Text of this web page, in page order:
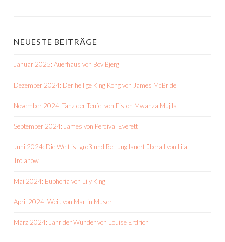
NEUESTE BEITRÄGE
Januar 2025: Auerhaus von Bov Bjerg
Dezember 2024: Der heilige King Kong von James McBride
November 2024: Tanz der Teufel von Fiston Mwanza Mujila
September 2024: James von Percival Everett
Juni 2024: Die Welt ist groß und Rettung lauert überall von Ilija
Trojanow
Mai 2024: Euphoria von Lily King
April 2024: Weil. von Martin Muser
März 2024: Jahr der Wunder von Louise Erdrich